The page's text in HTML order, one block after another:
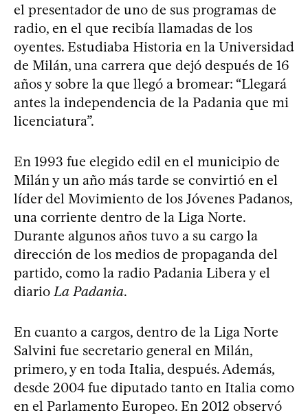
el presentador de uno de sus programas de
radio, en el que recibía llamadas de los
oyentes. Estudiaba Historia en la Universidad
de Milán, una carrera que dejó después de 16
años y sobre la que llegó a bromear: “Llegará
antes la independencia de la Padania que mi
licenciatura”.
En 1993 fue elegido edil en el municipio de
Milán y un año más tarde se convirtió en el
líder del Movimiento de los Jóvenes Padanos,
una corriente dentro de la Liga Norte.
Durante algunos años tuvo a su cargo la
dirección de los medios de propaganda del
partido, como la radio Padania Libera y el
diario La Padania.
En cuanto a cargos, dentro de la Liga Norte
Salvini fue secretario general en Milán,
primero, y en toda Italia, después. Además,
desde 2004 fue diputado tanto en Italia como
en el Parlamento Europeo. En 2012 observó